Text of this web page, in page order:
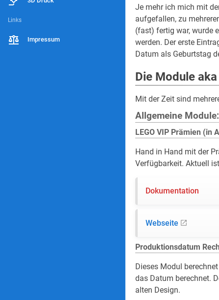
Links
Impressum
Je mehr ich mich mit
aufgefallen, zu
(fast) fertig war, wurde
werden. Der erste
Datum als Geburtstag
Die Module
Mit der Zeit sind
Allgemeine Module:
LEGO VIP Prämien (in
Hand in Hand mit der
Verfügbarkeit. Aktuell
Dokumentation
Webseite
Produktionsdatum
Dieses Modul
das Datum berechnet.
alten Design.